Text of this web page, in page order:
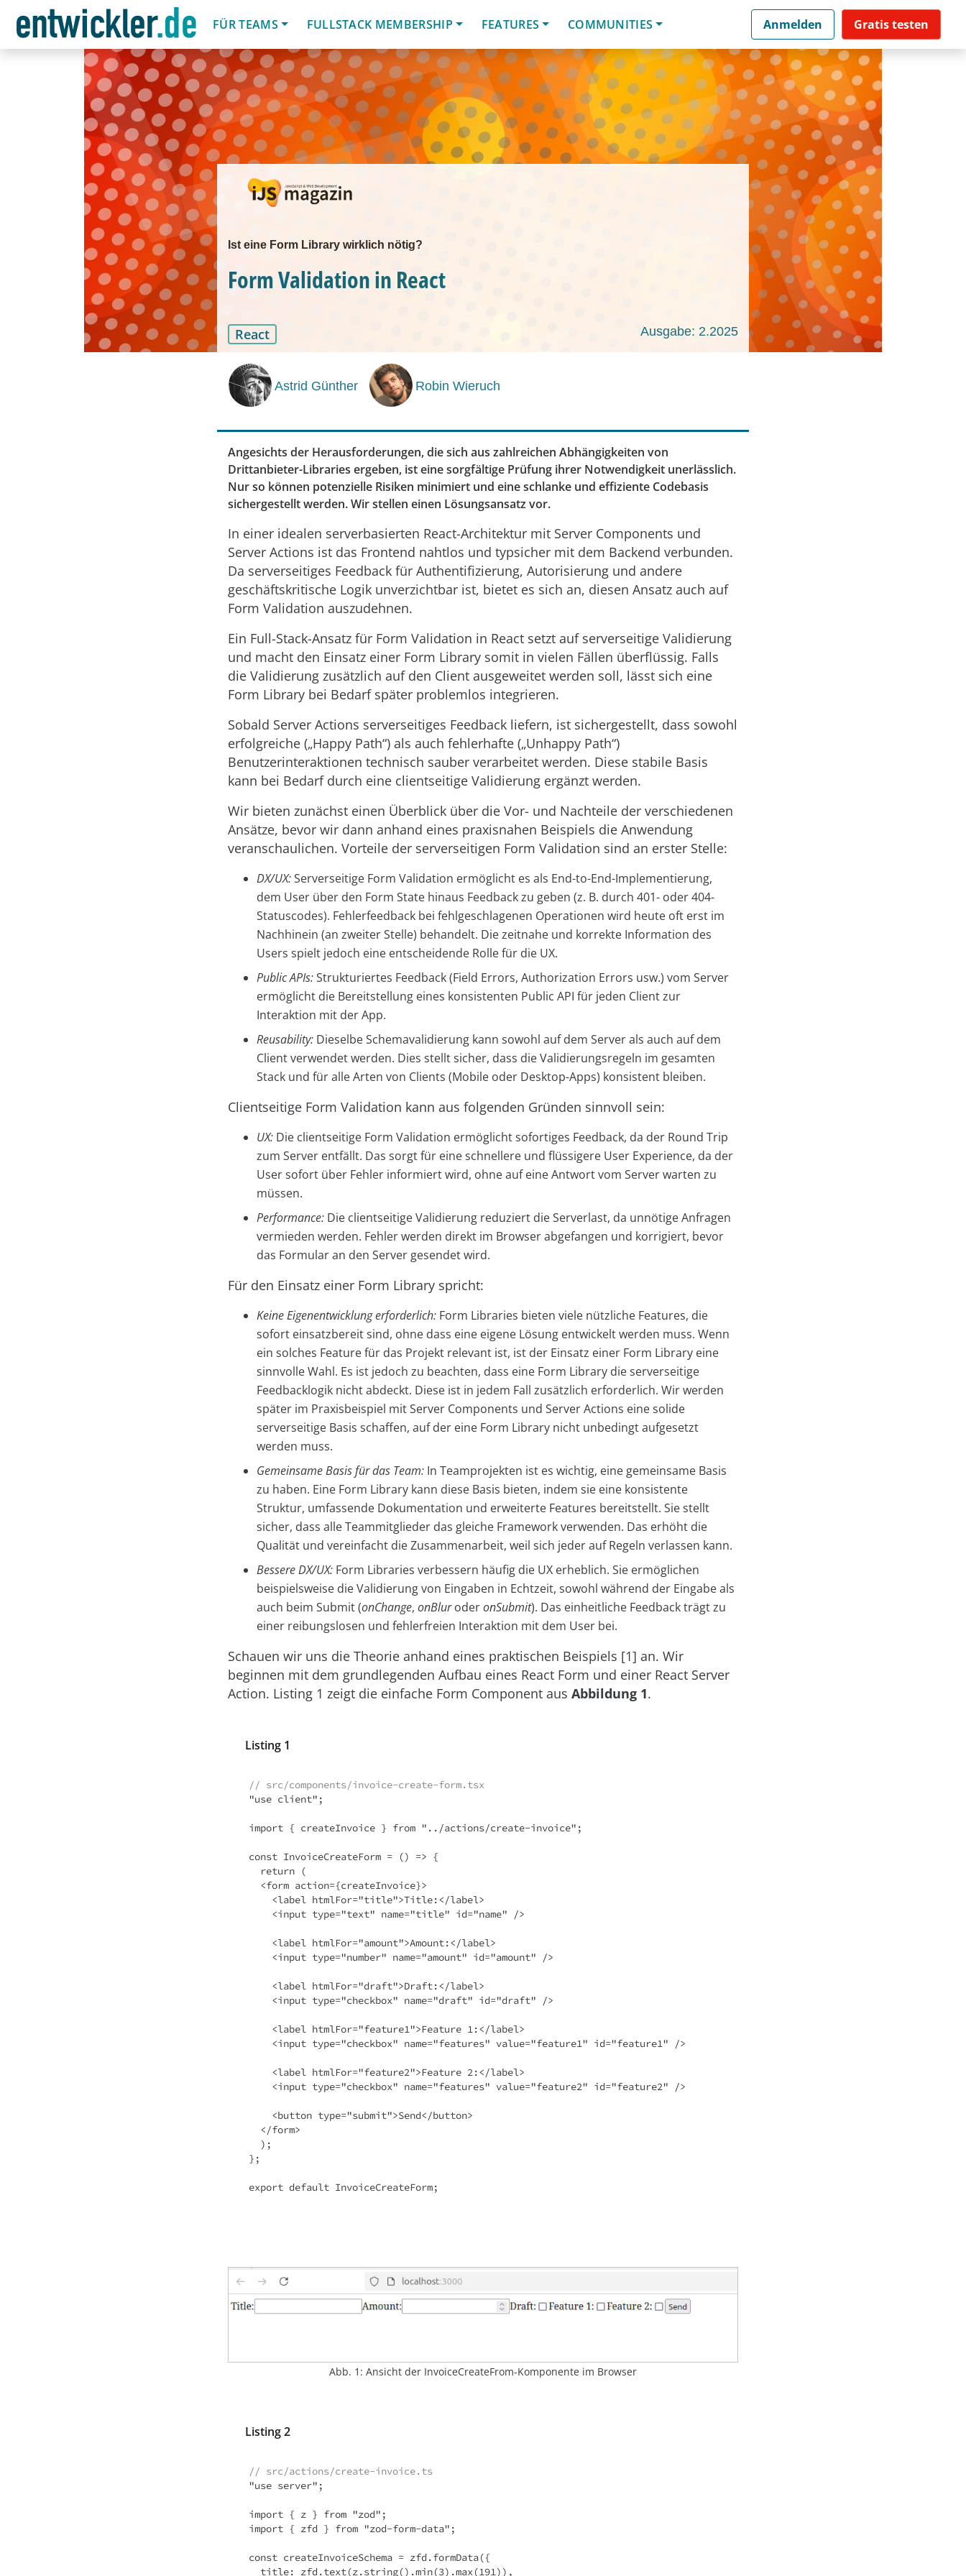
FÜR TEAMS
FULLSTACK MEMBERSHIP FEATURES COMMUNITIES Anmelden Gratis testen
Ist eine Form Library wirklich nötig?
Form Validation in React
React Ausgabe: 2.2025
Astrid Günther Robin Wieruch
Angesichts der Herausforderungen, die sich aus zahlreichen Abhängigkeiten von
Drittanbieter-Libraries ergeben, ist eine sorgfältige Prüfung ihrer Notwendigkeit unerlässlich.
Nur so können potenzielle Risiken minimiert und eine schlanke und effiziente Codebasis
sichergestellt werden. Wir stellen einen Lösungsansatz vor.
In einer idealen serverbasierten React-Architektur mit Server Components und
Server Actions ist das Frontend nahtlos und typsicher mit dem Backend verbunden.
Da serverseitiges Feedback für Authentifizierung, Autorisierung und andere
geschäftskritische Logik unverzichtbar ist, bietet es sich an, diesen Ansatz auch auf
Form Validation auszudehnen.
Ein Full-Stack-Ansatz für Form Validation in React setzt auf serverseitige Validierung
und macht den Einsatz einer Form Library somit in vielen Fällen überflüssig. Falls
die Validierung zusätzlich auf den Client ausgeweitet werden soll, lässt sich eine
Form Library bei Bedarf später problemlos integrieren.
Sobald Server Actions serverseitiges Feedback liefern, ist sichergestellt, dass sowohl
erfolgreiche („Happy Path“) als auch fehlerhafte („Unhappy Path“)
Benutzerinteraktionen technisch sauber verarbeitet werden. Diese stabile Basis
kann bei Bedarf durch eine clientseitige Validierung ergänzt werden.
Wir bieten zunächst einen Überblick über die Vor- und Nachteile der verschiedenen
Ansätze, bevor wir dann anhand eines praxisnahen Beispiels die Anwendung
veranschaulichen. Vorteile der serverseitigen Form Validation sind an erster Stelle:
DX/UX:Serverseitige Form Validation ermöglicht es als End-to-End-Implementierung,
dem User über den Form State hinaus Feedback zu geben (z. B. durch 401- oder 404-
Statuscodes). Fehlerfeedback bei fehlgeschlagenen Operationen wird heute oft erst im
Nachhinein (an zweiter Stelle) behandelt. Die zeitnahe und korrekte Information des
Users spielt jedoch eine entscheidende Rolle für die UX.
Public APIs:Strukturiertes Feedback (Field Errors, Authorization Errors usw.) vom Server
ermöglicht die Bereitstellung eines konsistenten Public API für jeden Client zur
Interaktion mit der App.
Reusability: Dieselbe Schemavalidierung kann sowohl auf dem Server als auch auf dem
Client verwendet werden. Dies stellt sicher, dass die Validierungsregeln im gesamten
Stack und für alle Arten von Clients (Mobile oder Desktop-Apps) konsistent bleiben.
Clientseitige Form Validation kann aus folgenden Gründen sinnvoll sein:
UX: Die clientseitige Form Validation ermöglicht sofortiges Feedback, da der Round Trip
zum Server entfällt. Das sorgt für eine schnellere und flüssigere User Experience, da der
User sofort über Fehler informiert wird, ohne auf eine Antwort vom Server warten zu
müssen.
Performance: Die clientseitige Validierung reduziert die Serverlast, da unnötige Anfragen
vermieden werden. Fehler werden direkt im Browser abgefangen und korrigiert, bevor
das Formular an den Server gesendet wird.
Für den Einsatz einer Form Library spricht:
Keine Eigenentwicklung erforderlich: Form Libraries bieten viele nützliche Features, die
sofort einsatzbereit sind, ohne dass eine eigene Lösung entwickelt werden muss. Wenn
ein solches Feature für das Projekt relevant ist, ist der Einsatz einer Form Library eine
sinnvolle Wahl. Es ist jedoch zu beachten, dass eine Form Library die serverseitige
Feedbacklogik nicht abdeckt. Diese ist in jedem Fall zusätzlich erforderlich. Wir werden
später im Praxisbeispiel mit Server Components und Server Actions eine solide
serverseitige Basis schaffen, auf der eine Form Library nicht unbedingt aufgesetzt
werden muss.
Gemeinsame Basis für das Team: In Teamprojekten ist es wichtig, eine gemeinsame Basis
zu haben. Eine Form Library kann diese Basis bieten, indem sie eine konsistente
Struktur, umfassende Dokumentation und erweiterte Features bereitstellt. Sie stellt
sicher, dass alle Teammitglieder das gleiche Framework verwenden. Das erhöht die
Qualität und vereinfacht die Zusammenarbeit, weil sich jeder auf Regeln verlassen kann.
Bessere DX/UX: Form Libraries verbessern häufig die UX erheblich. Sie ermöglichen
beispielsweise die Validierung von Eingaben in Echtzeit, sowohl während der Eingabe als
auch beim Submit (onChange, onBluroderonSubmit). Das einheitliche Feedback trägt zu
einer reibungslosen und fehlerfreien Interaktion mit dem User bei.
Schauen wir uns die Theorie anhand eines praktischen Beispiels [1] an. Wir
beginnen mit dem grundlegenden Aufbau eines React Form und einer React Server
Action. Listing 1 zeigt die einfache Form Component aus Abbildung 1.
Listing 1
// src/components/invoice-create-form.tsx
"use client";
import { createInvoice } from "../actions/create-invoice";
const InvoiceCreateForm = () => {
};
Abb. 1: Ansicht der InvoiceCreateFrom-Komponente im Browser
Listing 2
// src/actions/create-invoice.ts
"use server";
import { z } from "zod";
import { zfd } from "zod-form-data";
const createInvoiceSchema = zfd.formData({